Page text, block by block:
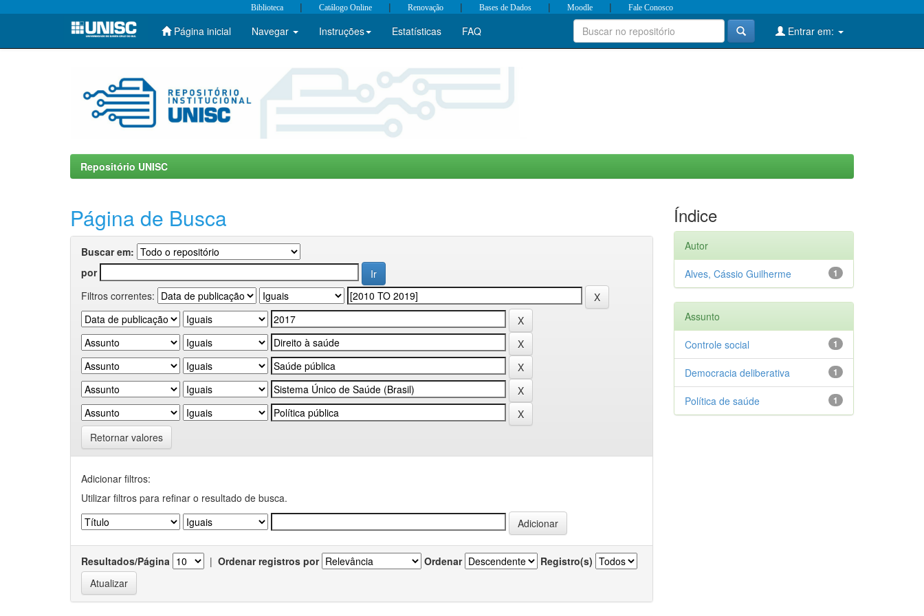
Skip
Biblioteca | Catálogo Online | Renovação | Bases de Dados | Moodle | Fale Conosco
Página inicial Navegar Instruções Estatísticas FAQ Entrar em:
Repositório UNISC
Página de Busca
Buscar em:
por
Filtros correntes:
Retornar valores
Adicionar filtros:
Utilizar filtros para refinar o resultado de busca.
Resultados/Página | Ordenar registros por Ordenar Registro(s)
Índice
Autor
1
Alves, Cássio Guilherme
Assunto
1
Controle social
1
Democracia deliberativa
1
Política de saúde